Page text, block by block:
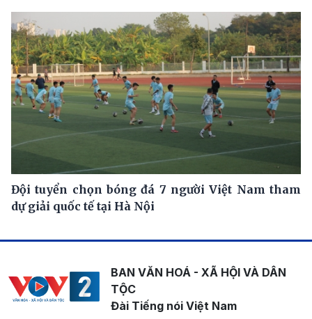
Đội tuyển chọn bóng đá 7 người Việt Nam tham
dự giải quốc tế tại Hà Nội
BAN VĂN HOÁ - XÃ HỘI VÀ DÂN
TỘC
Đài Tiếng nói Việt Nam